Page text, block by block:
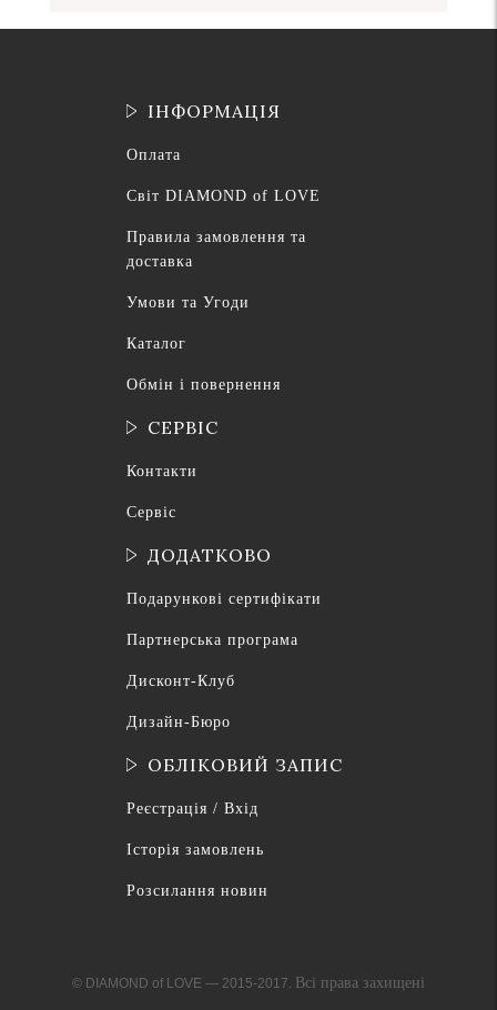
ІНФОРМАЦІЯ
Оплата
Світ DIAMOND of LOVE
Правила замовлення та
доставка
Умови та Угоди
Каталог
Обмін і повернення
СЕРВІС
Контакти
Сервіс
ДОДАТКОВО
Подарункові сертифікати
Партнерська програма
Дисконт-Клуб
Дизайн-Бюро
ОБЛІКОВИЙ ЗАПИС
Реєстрація / Вхід
Історія замовлень
Розсилання новин
© DIAMOND of LOVE — 2015-2017. Всі права захищені